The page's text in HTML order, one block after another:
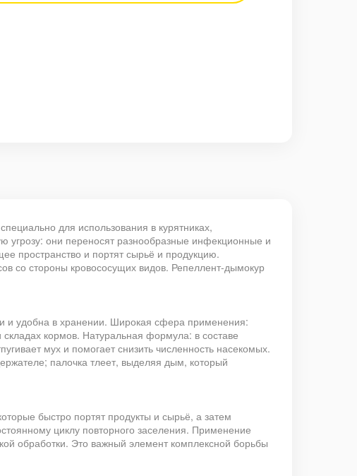
для использования в курятниках,
угрозу: они переносят разнообразные инфекционные и
пространство и портят сырьё и продукцию.
со стороны кровососущих видов. Репеллент-дымокур
и удобна в хранении. Широкая сфера применения:
кормов. Натуральная формула: в составе
мух и помогает снизить численность насекомых.
палочка тлеет, выделяя дым, который
быстро портят продукты и сырьё, а затем
циклу повторного заселения. Применение
обработки. Это важный элемент комплексной борьбы